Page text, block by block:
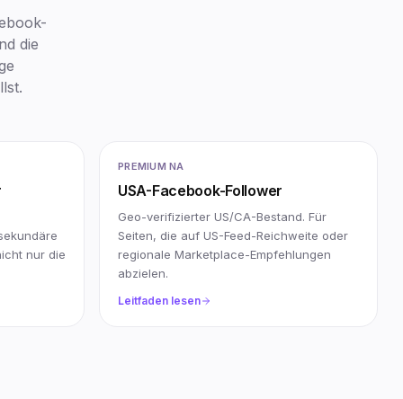
die
nur die
PREMIUM NA
USA-Facebook-Follower
Geo-verifizierter US/CA-Bestand. Für
Seiten, die auf US-Feed-Reichweite oder
regionale Marketplace-Empfehlungen
abzielen.
Leitfaden lesen